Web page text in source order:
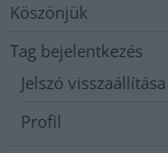
Köszönjük
Tag bejelentkezés
Jelszó visszaállítása
Profil